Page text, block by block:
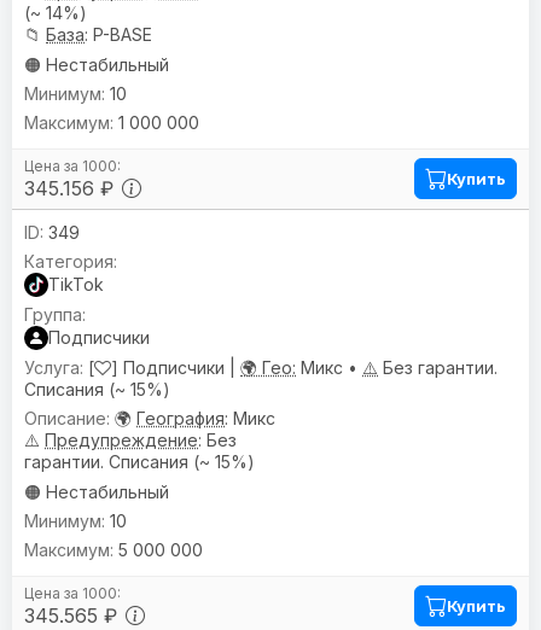
(~ 14%)
📁 База: P-BASE
🟠 Нестабильный
345.156 ₽
10
1 000 000
Купить
349
TikTok
Подписчики
[
] Подписчики | 🌍 Гео: Микс • ⚠️ Без гарантии.
Списания (~ 15%)
🌍 География: Микс
⚠️ Предупреждениe: Без
гарантии. Списания (~ 15%)
🟠 Нестабильный
345.565 ₽
10
5 000 000
Купить